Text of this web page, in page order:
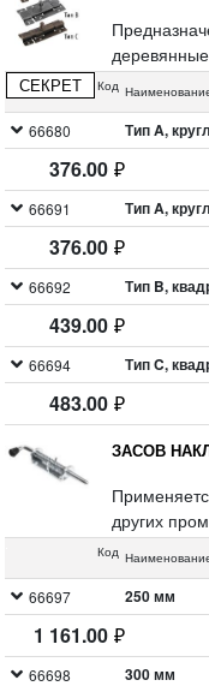
покрытие.
Код
СЕКРЕТ
66680 Тип A,
376.00
66691 Тип A,
376.00
66692 Тип B,
439.00
66694 Тип C,
483.00
ЗАСОВ
других
Материал:
Код
66697 250 мм
1 161.00
66698 300 мм